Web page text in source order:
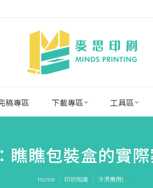
稿專區 下載專區 工具區
瞧瞧包裝盒的實
Home 印前知識 冷燙應用(...